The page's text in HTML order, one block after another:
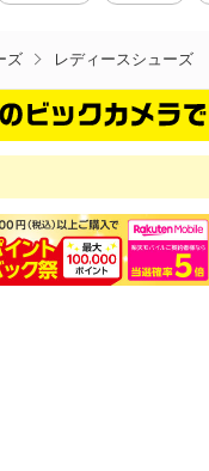
ズ レディースシューズ